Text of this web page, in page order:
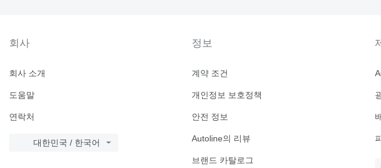
회사
회사 소개
도움말
연락처
대한민국 / 한국어
정보
계약 조건
개인정보 보호정책
안전 정보
Autoline의 리뷰
브랜드 카탈로그